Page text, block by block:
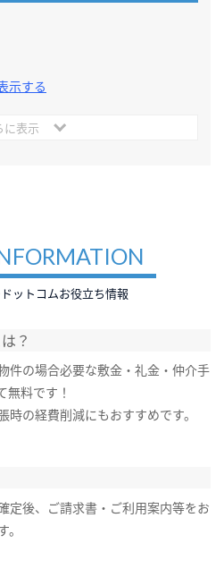
示する
に表示
ットコムお役立ち情報
？
件の場合必要な敷金・礼金・仲介手
無料です！
時の経費削減にもおすすめです。
定後、ご請求書・ご利用案内等をお